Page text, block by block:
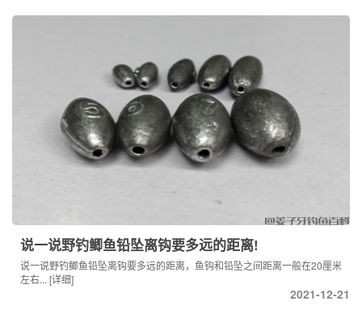
说一说野钓鲫鱼铅坠离钩要多远的距离!
说一说野钓鲫鱼铅坠离钩要多远的距离，鱼钩和铅坠之间距离一般在20厘米
左右... [详细]
2021-12-21